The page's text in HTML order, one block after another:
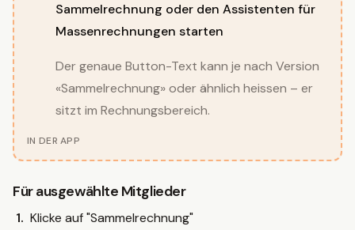
Sammelrechnung oder den Assistenten für
Massenrechnungen starten
Der genaue Button-Text kann je nach Version
«Sammelrechnung» oder ähnlich heissen – er
sitzt im Rechnungsbereich.
IN DER APP
Für ausgewählte Mitglieder
Klicke auf "Sammelrechnung"